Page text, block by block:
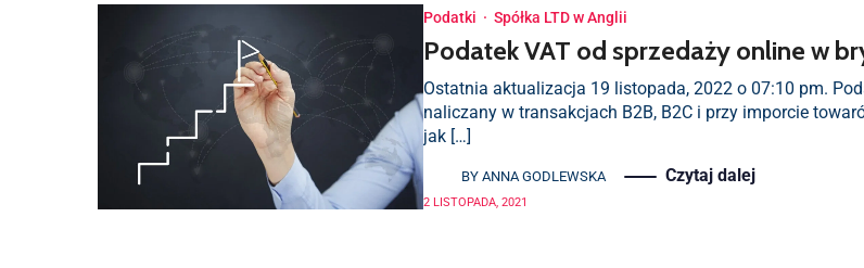
Podatki · Spółka LTD w Anglii
Podatek VAT od sprzedaży online w
Ostatnia aktualizacja 19 listopada, 2022 o 07:10 pm.
naliczany w transakcjach B2B, B2C i przy imporcie
jak […]
BY ANNA GODLEWSKA Czytaj dalej
2 LISTOPADA, 2021